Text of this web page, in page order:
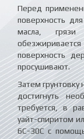
Перед
поверхность
масла,
поверхность
просушивают.
Затем
достигнуть
требуется, в
уайт-спиритом
6С-30С с